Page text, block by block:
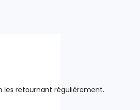
les retournant régulièrement.